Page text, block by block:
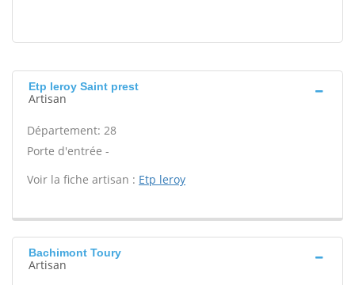
Etp leroy Saint prest
Artisan
Département: 28
Porte d'entrée -
Voir la fiche artisan : Etp leroy
Bachimont Toury
Artisan